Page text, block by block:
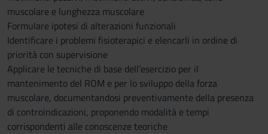
muscolare e lunghezza muscolare
Formulare ipotesi di alterazioni funzionali
Identificare i problemi fisioterapici e elencarli in ordine di
priorità con supervisione
Applicare le tecniche di base dell’esercizio per il
mantenimento del ROM e per lo sviluppo della forza
muscolare, documentandosi preventivamente della presenza
di controindicazioni, proponendo modalità e tempi
corrispondenti alle conoscenze teoriche